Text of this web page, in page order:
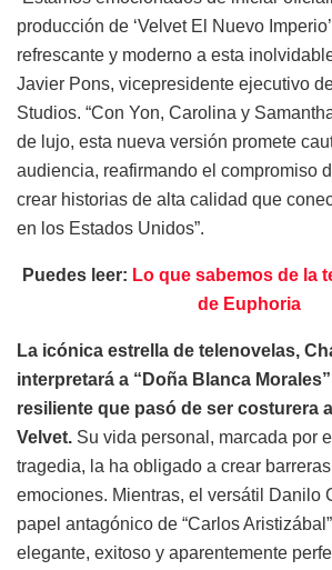
producción de ‘Velvet El Nuevo
refrescante y moderno a esta
Javier Pons, vicepresidente ejecutivo
Studios. “Con Yon, Carolina y
de lujo, esta nueva versión promete
audiencia, reafirmando el compromiso
crear historias de alta calidad que
en los Estados Unidos”.
Puedes leer: Lo que sabemos de la
de Euphoria
La icónica estrella de telenovelas,
interpretará a “Doña Blanca
resiliente que pasó de ser costurera
Velvet. Su vida personal, marcada por
tragedia, la ha obligado a crear
emociones. Mientras, el versátil Danilo
papel antagónico de “Carlos
elegante, exitoso y aparentemente